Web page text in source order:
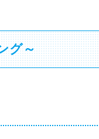
グ～